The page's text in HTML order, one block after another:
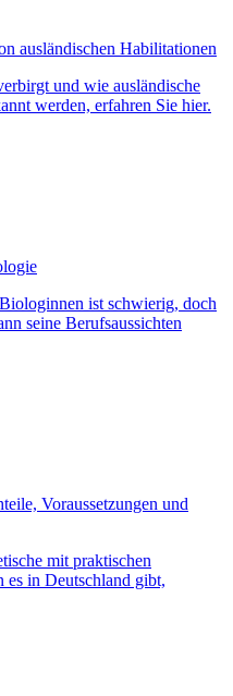
ausländischen Habilitationen
und wie ausländische
werden, erfahren Sie hier.
ist schwierig, doch
seine Berufsaussichten
Voraussetzungen und
mit praktischen
in Deutschland gibt,